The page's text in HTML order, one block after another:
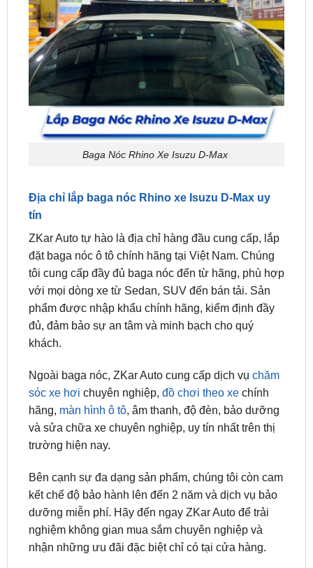
Baga Nóc Rhino Xe Isuzu D-Max
Địa chỉ lắp baga nóc Rhino xe Isuzu D-Max uy
ZKar Auto tự hào là địa chỉ hàng đầu cung cấp, lắp
đặt baga nóc ô tô chính hãng tại Việt Nam. Chúng
tôi cung cấp đầy đủ baga nóc đến từ hãng, phù hợp
với mọi dòng xe từ Sedan, SUV đến bán tải. Sản
phẩm được nhập khẩu chính hãng, kiểm định đầy
đủ, đảm bảo sự an tâm và minh bạch cho quý
khách.
Ngoài baga nóc, ZKar Auto cung cấp dịch vụ
hãng, màn hình ô tô, âm thanh, độ đèn, bảo dưỡng
và sửa chữa xe chuyên nghiệp, uy tín nhất trên thị
trường hiện nay.
Bên cạnh sự đa dạng sản phẩm, chúng tôi còn cam
dưỡng miễn phí. Hãy đến ngay ZKar Auto để trải
nghiệm không gian mua sắm chuyên nghiệp và
nhận những ưu đãi đặc biệt chỉ có tại cửa hàng.
ĐỊA CHỈ TỚI TRUNG TÂM PHỤ KIỆN Ô